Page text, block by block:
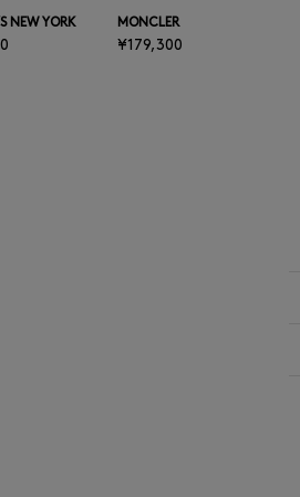
NEW YORK MONCLER
¥179,300